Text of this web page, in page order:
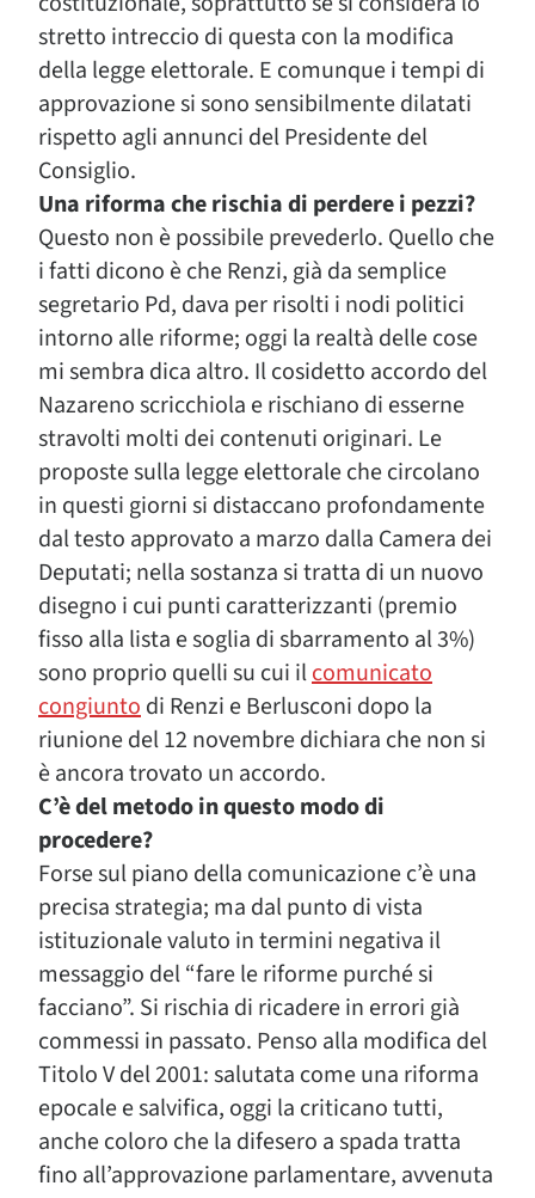
stretto intreccio di questa con la modifica
della legge elettorale. E comunque i tempi di
approvazione si sono sensibilmente dilatati
rispetto agli annunci del Presidente del
Consiglio.
Una riforma che rischia di perdere i pezzi?
Questo non è possibile prevederlo. Quello che
i fatti dicono è che Renzi, già da semplice
segretario Pd, dava per risolti i nodi politici
intorno alle riforme; oggi la realtà delle cose
mi sembra dica altro. Il cosidetto accordo del
Nazareno scricchiola e rischiano di esserne
stravolti molti dei contenuti originari. Le
proposte sulla legge elettorale che circolano
in questi giorni si distaccano profondamente
dal testo approvato a marzo dalla Camera dei
Deputati; nella sostanza si tratta di un nuovo
disegno i cui punti caratterizzanti (premio
fisso alla lista e soglia di sbarramento al 3%)
sono proprio quelli su cui ilcomunicato
congiuntodi Renzi e Berlusconi dopo la
riunione del 12 novembre dichiara che non si
è ancora trovato un accordo.
C’è del metodo in questo modo di
procedere?
Forse sul piano della comunicazione c’è una
precisa strategia; ma dal punto di vista
istituzionale valuto in termini negativa il
messaggio del “fare le riforme purché si
facciano”. Si rischia di ricadere in errori già
commessi in passato. Penso alla modifica del
Titolo V del 2001: salutata come una riforma
epocale e salvifica, oggi la criticano tutti,
anche coloro che la difesero a spada tratta
fino all’approvazione parlamentare, avvenuta